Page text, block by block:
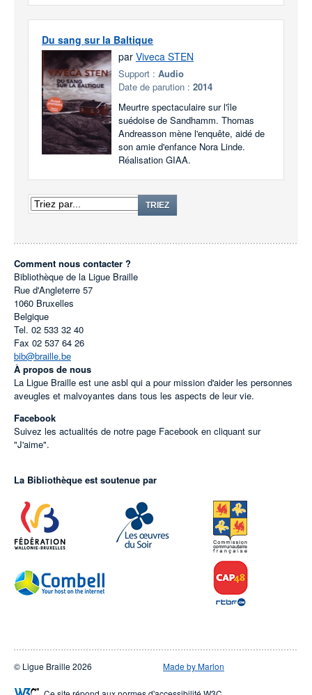
Du sang sur la Baltique
par Viveca STEN
Support : Audio
Date de parution : 2014
Meurtre spectaculaire sur l'île
suédoise de Sandhamm. Thomas
Andreasson mène l'enquête, aidé de
son amie d'enfance Nora Linde.
Réalisation GIAA.
TRIEZ
Comment nous contacter ?
Bibliothèque de la Ligue Braille
Rue d'Angleterre 57
1060 Bruxelles
Belgique
Tel. 02 533 32 40
Fax 02 537 64 26
bib@braille.be
À propos de nous
La Ligue Braille est une asbl qui a pour mission d'aider les personnes
aveugles et malvoyantes dans tous les aspects de leur vie.
Facebook
Suivez les actualités de notre page Facebook en cliquant sur
"J'aime".
La Bibliothèque est soutenue par
© Ligue Braille 2026 Made by Marlon